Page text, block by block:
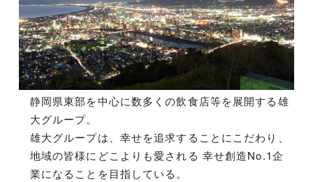
静岡県東部を中心に数多くの飲食店等を展開する雄
大グループ。
雄大グループは、幸せを追求することにこだわり、
地域の皆様にどこよりも愛される 幸せ創造No.1企
業になることを目指している。